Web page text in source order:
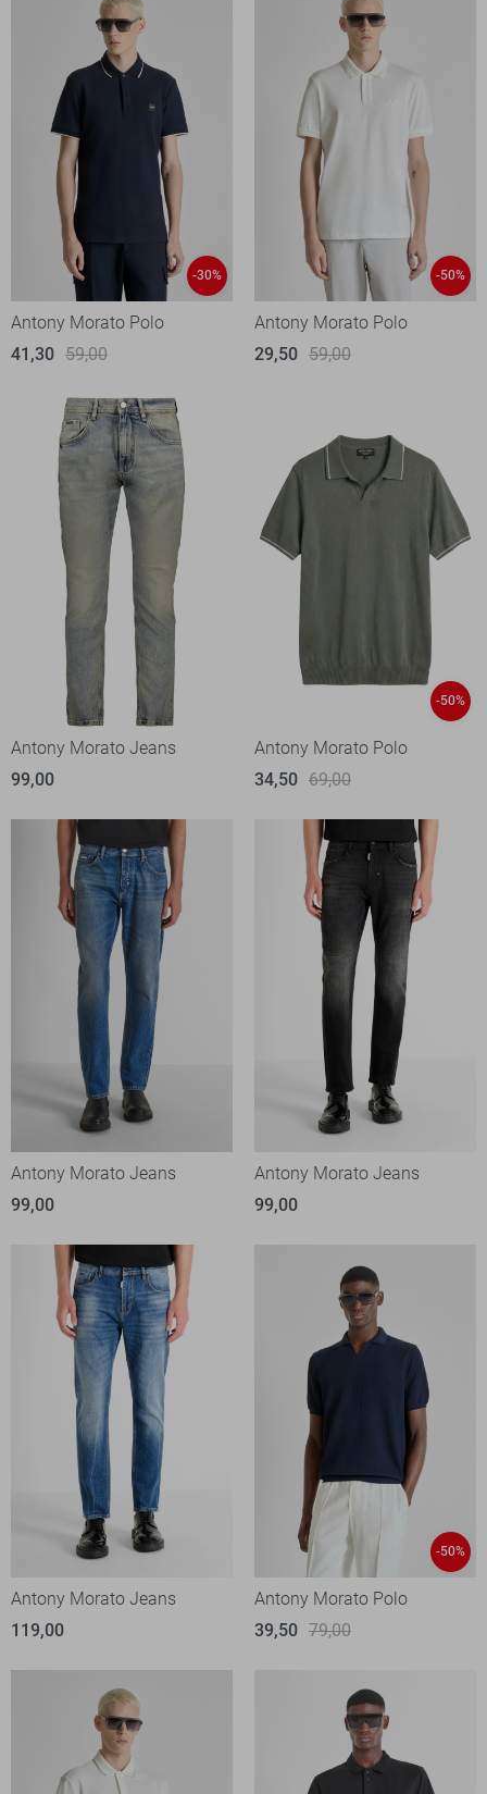
-30%
Antony Morato Polo
41,30 59,00
-50%
Antony Morato Polo
29,50 59,00
Antony Morato Jeans
99,00
-50%
Antony Morato Polo
34,50 69,00
Antony Morato Jeans
99,00
Antony Morato Jeans
99,00
Antony Morato Jeans
119,00
-50%
Antony Morato Polo
39,50 79,00